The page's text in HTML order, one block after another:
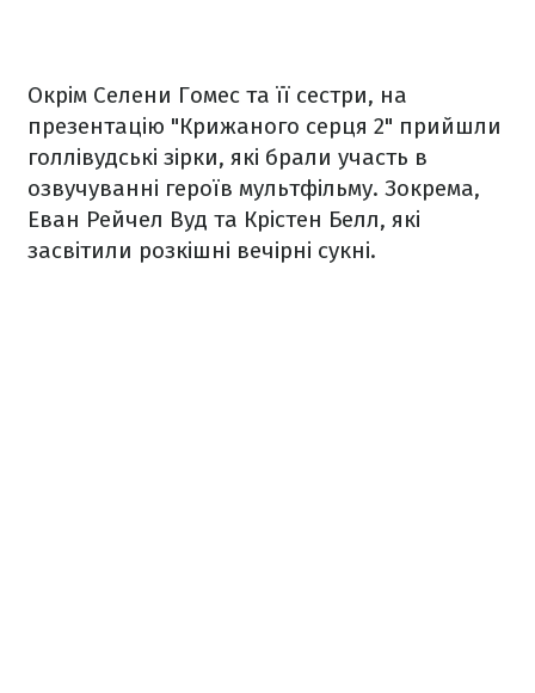
Окрім Селени Гомес та її сестри, на
презентацію "Крижаного серця 2" прийшли
голлівудські зірки, які брали участь в
озвучуванні героїв мультфільму. Зокрема,
Еван Рейчел Вуд та Крістен Белл, які
засвітили розкішні вечірні сукні.